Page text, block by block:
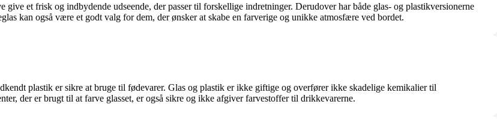
et frisk og indbydende udseende, der passer til forskellige indretninger. Derudover har både glas- og plastikversionerne
kan også være et godt valg for dem, der ønsker at skabe en farverige og unikke atmosfære ved bordet.
plastik er sikre at bruge til fødevarer. Glas og plastik er ikke giftige og overfører ikke skadelige kemikalier til
der er brugt til at farve glasset, er også sikre og ikke afgiver farvestoffer til drikkevarerne.